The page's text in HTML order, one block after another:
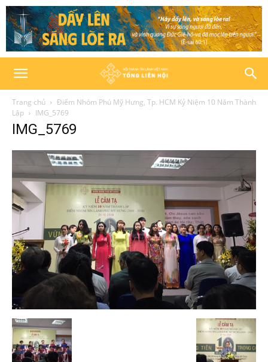
Trang chủ
Điểm Nhóm Phú Mỹ Hưng, Tp. HCM Kỷ Niệm 10 Năm Thành
Lập
IMG_5769
IMG_5769